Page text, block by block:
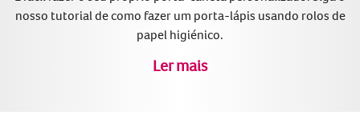
nosso tutorial de como fazer um porta-lápis usando rolos de
papel higiénico.
Ler mais